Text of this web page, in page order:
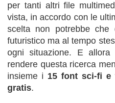
per tanti altri file
vista, in accordo con le
scelta non potrebbe che
futuristico ma al tempo
ogni situazione. E
rendere questa ricerca
insieme i 15 font sci-fi e
gratis.